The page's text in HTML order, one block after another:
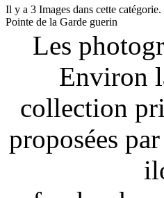
Il y a 3 Images dans cette catégorie.
Pointe de la Garde guerin
Les
Environ
collection
proposées